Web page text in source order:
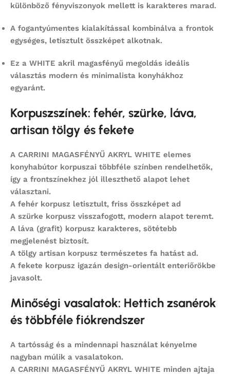
különböző fényviszonyok mellett is karakteres marad.
A fogantyúmentes kialakítással kombinálva a frontok
egységes, letisztult összképet alkotnak.
Ez a WHITE akril magasfényű megoldás ideális
választás modern és minimalista konyhákhoz
egyaránt.
Korpuszszínek: fehér, szürke, láva,
artisan tölgy és fekete
A CARRINI MAGASFÉNYŰ AKRYL WHITE elemes
konyhabútor korpuszai többféle színben rendelhetők,
így a frontszínekhez jól illeszthető alapot lehet
választani.
A fehér korpusz letisztult, friss összképet ad
A szürke korpusz visszafogott, modern alapot teremt.
A láva (grafit) korpusz karakteres, sötétebb
megjelenést biztosít.
A tölgy artisan korpusz természetes fa hatást ad.
A fekete korpusz igazán design-orientált enteriőrökbe
javasolt.
Minőségi vasalatok: Hettich zsanérok
és többféle fiókrendszer
A tartósság és a mindennapi használat kényelme
nagyban múlik a vasalatokon.
A CARRINI MAGASFÉNYŰ AKRYL WHITE minden ajtaja